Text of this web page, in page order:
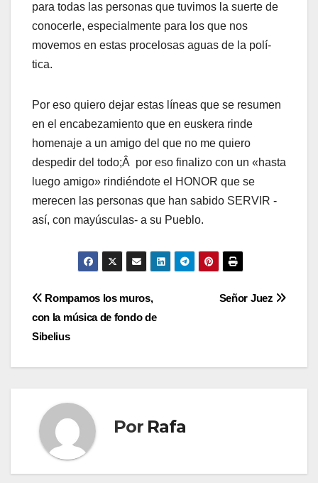
para todas las personas que tuvimos la suerte de
conocerle, especialmente para los que nos
movemos en estas procelosas aguas de la polí­
tica.
Por eso quiero dejar estas lí­neas que se resumen
en el encabezamiento que en euskera rinde
homenaje a un amigo del que no me quiero
despedir del todo;Â por eso finalizo con un «hasta
luego amigo» rindiéndote el HONOR que se
merecen las personas que han sabido SERVIR -
así­, con mayúsculas- a su Pueblo.
Navegación
de
entradas
Señor Juez
Rompamos los muros,
con la música de fondo de
Sibelius
Por Rafa